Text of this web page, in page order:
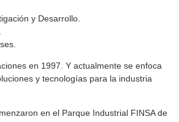
y Desarrollo.
en 1997. Y actualmente se enfoca
y tecnologías para la industria
en el Parque Industrial FINSA de